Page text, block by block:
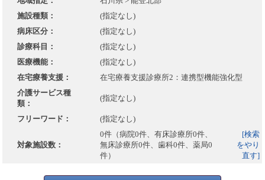
施設種類：
(指定なし)
病床区分：
(指定なし)
診療科目：
(指定なし)
医療機能：
(指定なし)
在宅療養支援：
在宅療養支援診療所2：連携型機能強化型
介護サービス種
類：
(指定なし)
フリーワード： (指定なし)
対象施設数：
0件（病院0件、有床診療所0件、
無床診療所0件、歯科0件、薬局0
件）
[検索
をやり
直す]